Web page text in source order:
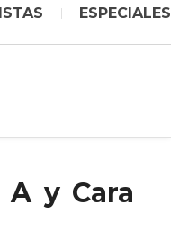
ESPECIALES
A y Cara